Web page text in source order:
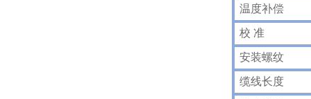
温度补偿
校 准
安装螺纹
缆线长度